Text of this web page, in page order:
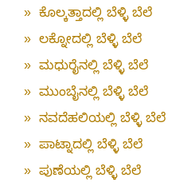
» ಕೊಲ್ಕತ್ತಾದಲ್ಲಿ ಬೆಳ್ಳಿ ಬೆಲೆ
» ಲಕ್ನೋದಲ್ಲಿ ಬೆಳ್ಳಿ ಬೆಲೆ
» ಮಧುರೈನಲ್ಲಿ ಬೆಳ್ಳಿ ಬೆಲೆ
» ಮುಂಬೈನಲ್ಲಿ ಬೆಳ್ಳಿ ಬೆಲೆ
» ನವದೆಹಲಿಯಲ್ಲಿ ಬೆಳ್ಳಿ ಬೆಲೆ
» ಪಾಟ್ನಾದಲ್ಲಿ ಬೆಳ್ಳಿ ಬೆಲೆ
» ಪುಣೆಯಲ್ಲಿ ಬೆಳ್ಳಿ ಬೆಲೆ